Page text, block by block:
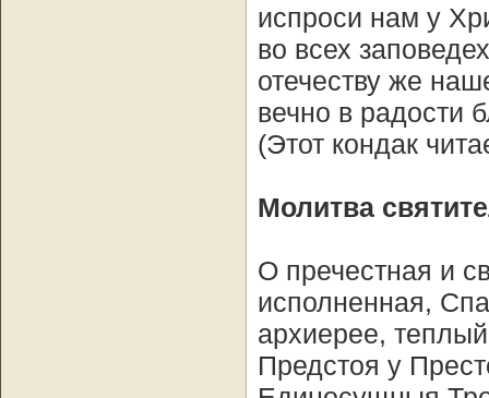
испроси нам у
во всех
отечеству же
вечно в радости
(Этот кондак
Молитва
О пречестная и
исполненная,
архиерее,
Предстоя у